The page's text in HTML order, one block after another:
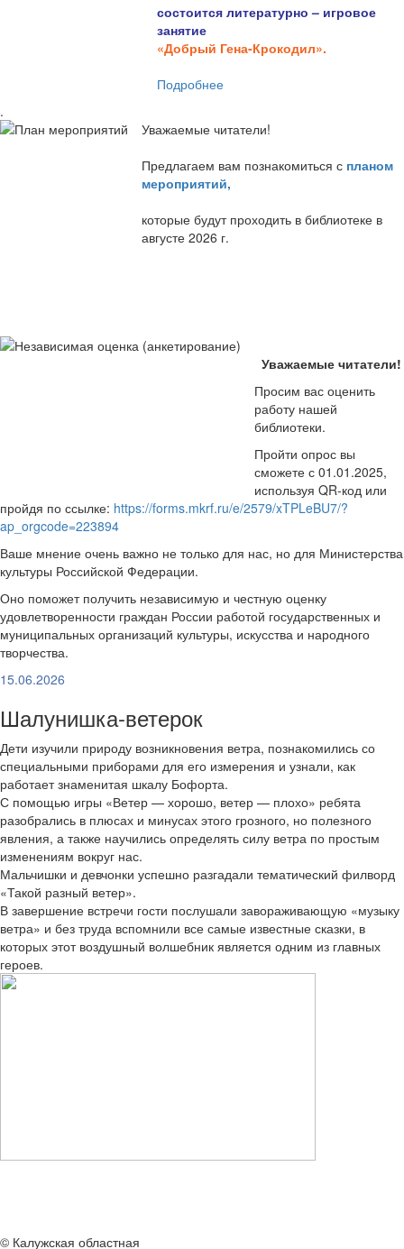
состоится литературно – игровое
занятие
«Добрый Гена-Крокодил».
Подробнее
.
Уважаемые читатели!
Предлагаем вам познакомиться с планом
мероприятий,
которые будут проходить в библиотеке в
августе 2026 г.
Уважаемые читатели!
Просим вас оценить
работу нашей
библиотеки.
Пройти опрос вы
сможете с 01.01.2025,
используя QR-код или
пройдя по ссылке: https://forms.mkrf.ru/e/2579/xTPLeBU7/?
ap_orgcode=223894
Ваше мнение очень важно не только для нас, но для Министерства
культуры Российской Федерации.
Оно поможет получить независимую и честную оценку
удовлетворенности граждан России работой государственных и
муниципальных организаций культуры, искусства и народного
творчества.
15.06.2026
Шалунишка-ветерок
Дети изучили природу возникновения ветра, познакомились со
специальными приборами для его измерения и узнали, как
работает знаменитая шкалу Бофорта.
С помощью игры «Ветер — хорошо, ветер — плохо» ребята
разобрались в плюсах и минусах этого грозного, но полезного
явления, а также научились определять силу ветра по простым
изменениям вокруг нас.
Мальчишки и девчонки успешно разгадали тематический филворд
«Такой разный ветер».
В завершение встречи гости послушали завораживающую «музыку
ветра» и без труда вспомнили все самые известные сказки, в
которых этот воздушный волшебник является одним из главных
героев.
© Калужская областная